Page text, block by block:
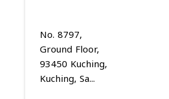
No. 8797,
Ground Floor,
93450 Kuching,
Kuching, Sa...